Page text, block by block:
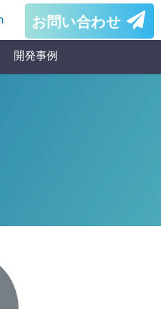
お問い合わせ
開発事例